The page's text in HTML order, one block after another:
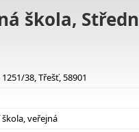
škola,
1251/38, Třešť, 58901
veřejná